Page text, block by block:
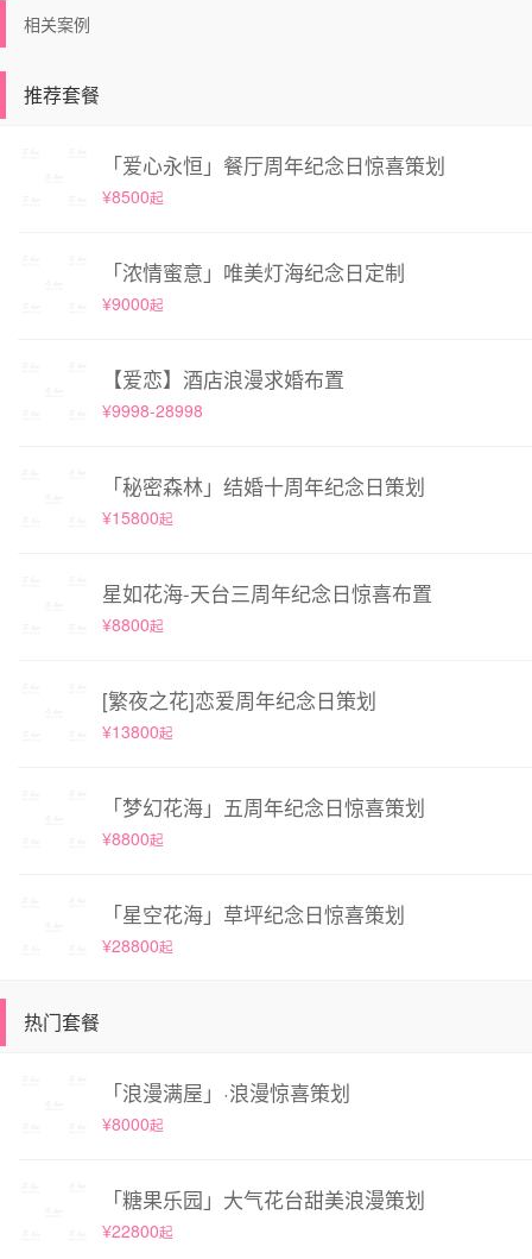
相关案例
推荐套餐
「爱心永恒」餐厅周年纪念日惊喜策划
¥8500起
「浓情蜜意」唯美灯海纪念日定制
¥9000起
【爱恋】酒店浪漫求婚布置
¥9998-28998
「秘密森林」结婚十周年纪念日策划
¥15800起
星如花海-天台三周年纪念日惊喜布置
¥8800起
[繁夜之花]恋爱周年纪念日策划
¥13800起
「梦幻花海」五周年纪念日惊喜策划
¥8800起
「星空花海」草坪纪念日惊喜策划
¥28800起
热门套餐
「浪漫满屋」·浪漫惊喜策划
¥8000起
「糖果乐园」大气花台甜美浪漫策划
¥22800起